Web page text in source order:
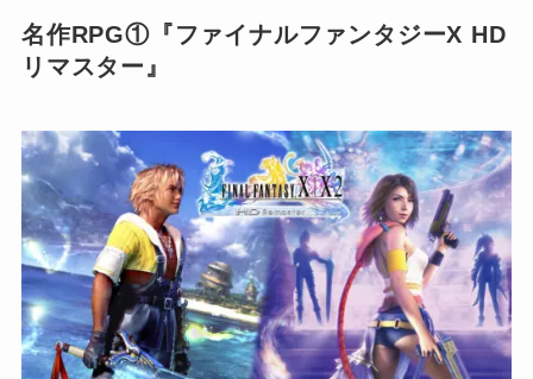
名作RPG①『ファイナルファンタジーX HD
リマスター』